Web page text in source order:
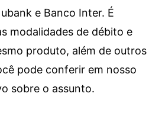
e Banco Inter. É
modalidades de débito e
produto, além de outros
pode conferir em nosso
sobre o assunto.